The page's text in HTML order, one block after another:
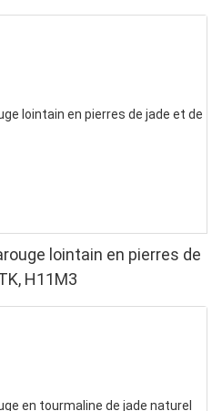
lointain en pierres de
H11M3